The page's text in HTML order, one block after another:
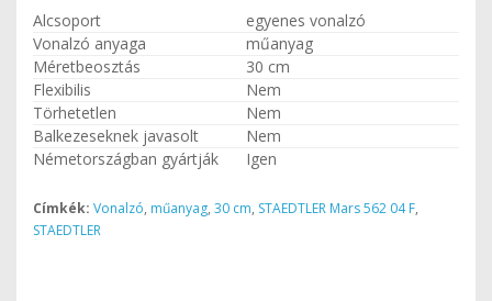
Alcsoport
egyenes vonalzó
Vonalzó anyaga
műanyag
Méretbeosztás
30 cm
Flexibilis
Nem
Törhetetlen
Nem
Balkezeseknek javasolt
Nem
Németországban gyártják
Igen
Címkék: Vonalzó, műanyag, 30 cm, STAEDTLER Mars 562 04 F,
STAEDTLER